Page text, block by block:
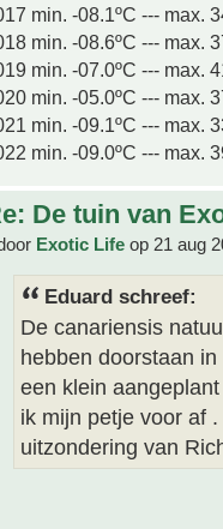
min. -08.1ºC --- max.
min. -08.6ºC --- max.
min. -07.0ºC --- max.
min. -05.0ºC --- max.
min. -09.1ºC --- max.
min. -09.0ºC --- max.
De tuin van
Exotic Life op 21 aug
Eduard schreef:
De canariensis
hebben doorstaan
een klein
ik mijn petje voor af
uitzondering van